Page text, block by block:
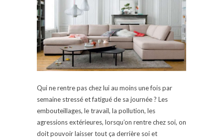
Qui ne rentre pas chez lui au moins une fois par
semaine stressé et fatigué de sa journée ? Les
embouteillages, le travail, la pollution, les
agressions extérieures, lorsqu’on rentre chez soi, on
doit pouvoir laisser tout ça derrière soi et